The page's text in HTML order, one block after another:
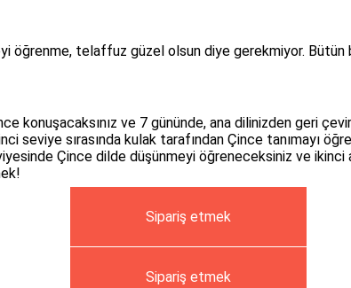
öğrenme, telaffuz güzel olsun diye gerekmiyor.
konuşacaksınız ve 7 gününde, ana dilinizden geri
seviye sırasında kulak tarafından Çince tanımayı
Çince dilde düşünmeyi öğreneceksiniz ve
Sipariş etmek
Sipariş etmek